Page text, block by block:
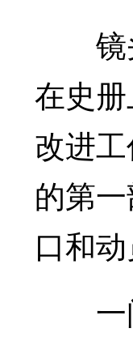
镜头
在史
改进
的第
口和动
一